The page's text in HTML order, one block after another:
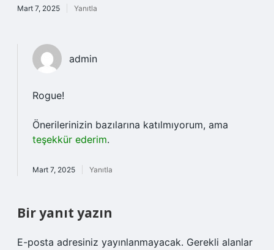
Mart 7, 2025 Yanıtla
admin
Rogue!
Önerilerinizin bazılarına katılmıyorum, ama
teşekkür ederim.
Mart 7, 2025 Yanıtla
Bir yanıt yazın
E-posta adresiniz yayınlanmayacak. Gerekli alanlar